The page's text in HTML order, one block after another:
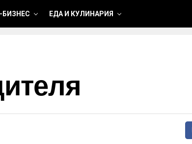
БИЗНЕС ЕДА И КУЛИНАРИЯ